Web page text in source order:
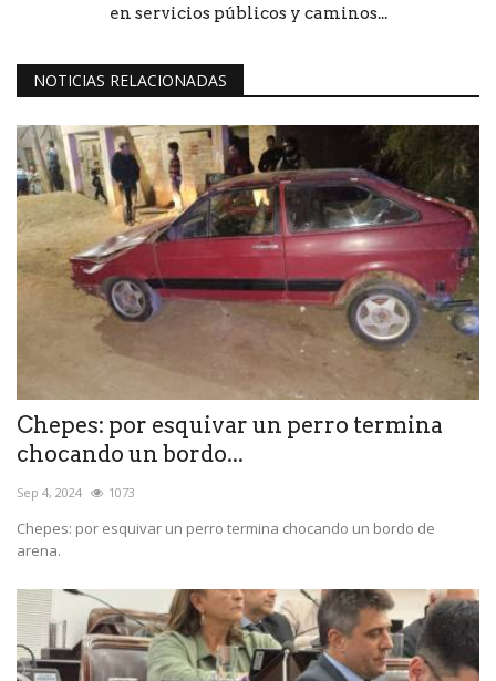
en servicios públicos y caminos...
NOTICIAS RELACIONADAS
Chepes: por esquivar un perro termina
chocando un bordo...
Sep 4, 2024 1073
Chepes: por esquivar un perro termina chocando un bordo de
arena.